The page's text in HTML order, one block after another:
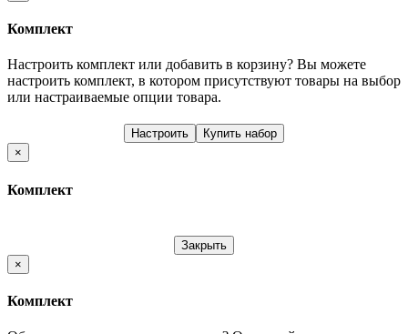
Комплект
Настроить комплект или добавить в корзину? Вы можете
настроить комплект, в котором присутствуют товары на выбор
или настраиваемые опции товара.
Настроить
Купить набор
×
Комплект
Закрыть
×
Комплект